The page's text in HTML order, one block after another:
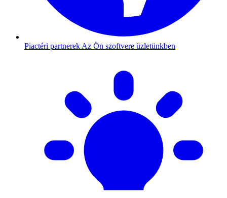
Piactéri partnerek Az Ön szoftvere üzletünkben